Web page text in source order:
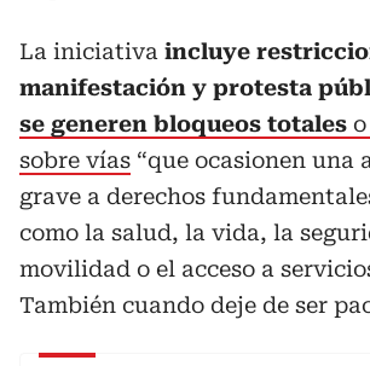
La iniciativa incluye
manifestación y protesta
se generen bloqueos totales
sobre vías “que ocasionen una
grave a derechos
como la salud, la vida, la
movilidad o el acceso a
También cuando deje de ser